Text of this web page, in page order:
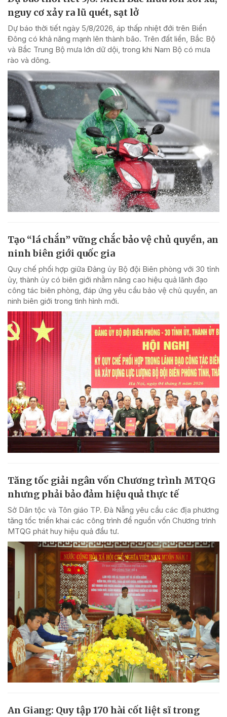
nguy cơ xảy ra lũ quét, sạt lở
Dự báo thời tiết ngày 5/8/2026, áp thấp nhiệt đới trên Biển
Đông có khả năng mạnh lên thành bão. Trên đất liền, Bắc Bộ
và Bắc Trung Bộ mưa lớn dữ dội, trong khi Nam Bộ có mưa
rào và dông.
Tạo “lá chắn” vững chắc bảo vệ chủ quyền, an
ninh biên giới quốc gia
Quy chế phối hợp giữa Đảng ủy Bộ đội Biên phòng với 30 tỉnh
ủy, thành ủy có biên giới nhằm nâng cao hiệu quả lãnh đạo
công tác biên phòng, đáp ứng yêu cầu bảo vệ chủ quyền, an
ninh biên giới trong tình hình mới.
Tăng tốc giải ngân vốn Chương trình MTQG
nhưng phải bảo đảm hiệu quả thực tế
Sở Dân tộc và Tôn giáo TP. Đà Nẵng yêu cầu các địa phương
tăng tốc triển khai các công trình để nguồn vốn Chương trình
MTQG phát huy hiệu quả đầu tư.
An Giang: Quy tập 170 hài cốt liệt sĩ trong